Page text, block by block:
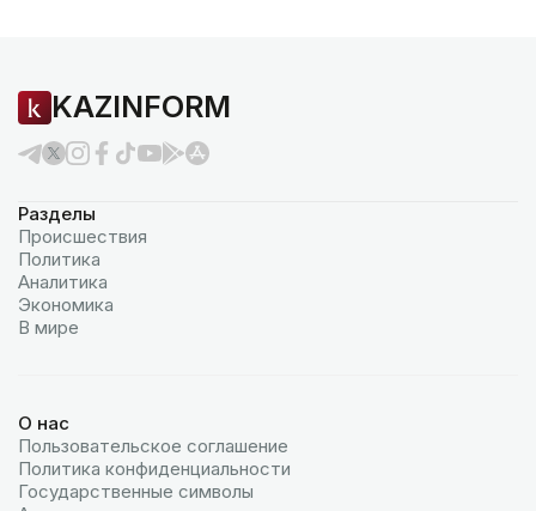
KAZINFORM
Разделы
Происшествия
Политика
Аналитика
Экономика
В мире
О нас
Пользовательское соглашение
Политика конфиденциальности
Государственные символы